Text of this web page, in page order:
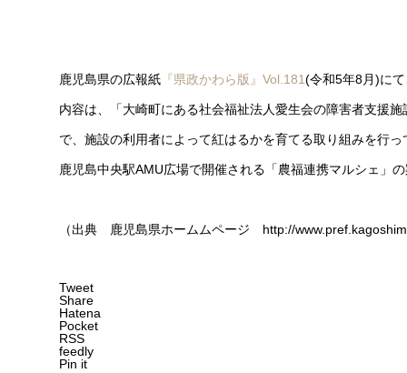
鹿児島県の広報紙 『県政かわら版』Vol.181(令和5年8月)に
内容は、「大崎町にある社会福祉法人愛生会の障害者支援
で、施設の利用者によって紅はるかを育てる取り組みを行
鹿児島中央駅AMU広場で開催される「農福連携マルシェ」
（出典 鹿児島県ホームムページ http://
Tweet
Share
Hatena
Pocket
RSS
feedly
Pin it